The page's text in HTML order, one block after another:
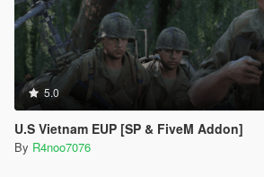
5.0
U.S Vietnam EUP [SP & FiveM Addon]
By R4noo7076